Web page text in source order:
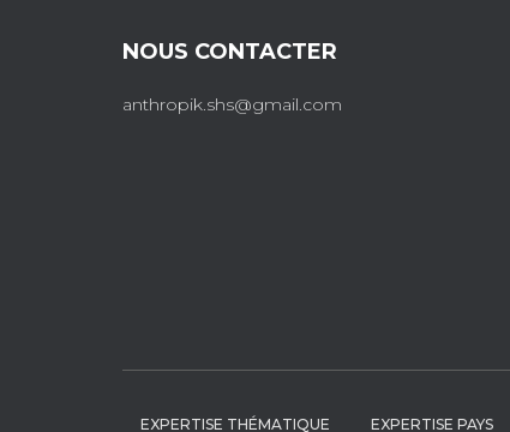
NOUS CONTACTER
anthropik.shs@gmail.com
EXPERTISE THÉMATIQUE EXPERTISE PAYS